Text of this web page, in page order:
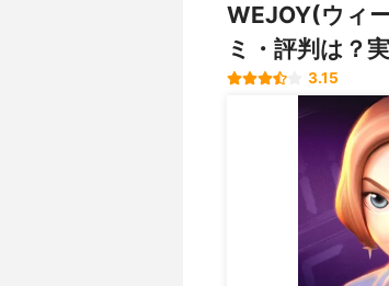
WEJOY(ウィ
ミ・評判は？
3.15